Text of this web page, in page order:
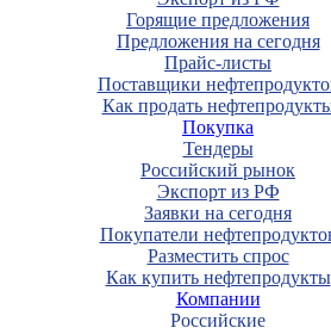
Горящие предложения
Предложения на сегодня
Прайс-листы
Поставщики
Как продать
Покупка
Тендеры
Российский рынок
Экспорт из РФ
Заявки на сегодня
Покупатели
Разместить спрос
Как купить нефтепродукты
Компании
Российские